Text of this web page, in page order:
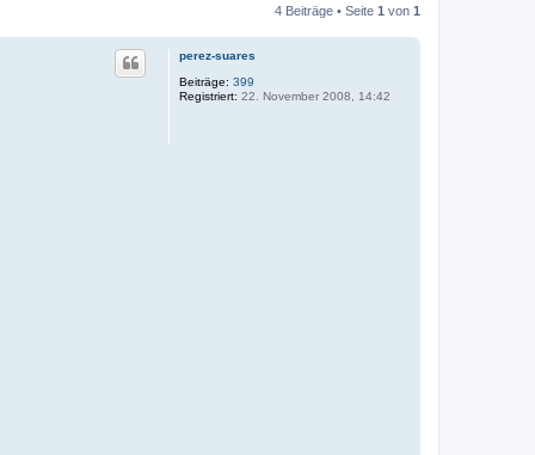
4 Beiträge • Seite 1 von 1
perez-suares
Beiträge: 399
Registriert: 22. November 2008, 14:42